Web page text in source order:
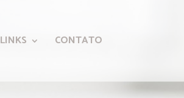
LINKS CONTATO